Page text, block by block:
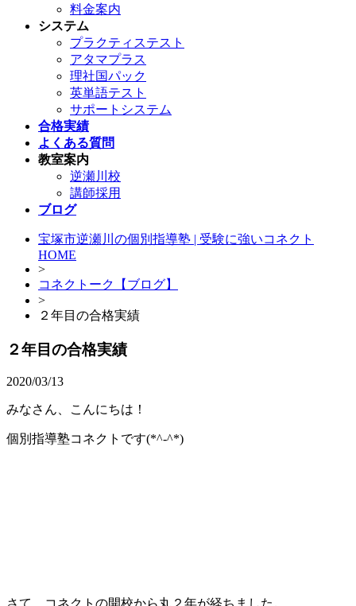
料金案内
システム
プラクティステスト
アタマプラス
理社国パック
英単語テスト
サポートシステム
合格実績
よくある質問
教室案内
逆瀬川校
講師採用
ブログ
宝塚市逆瀬川の個別指導塾 | 受験に強いコネクト
HOME
>
コネクトーク【ブログ】
>
２年目の合格実績
２年目の合格実績
2020/03/13
みなさん、こんにちは！
個別指導塾コネクトです(*^-^*)